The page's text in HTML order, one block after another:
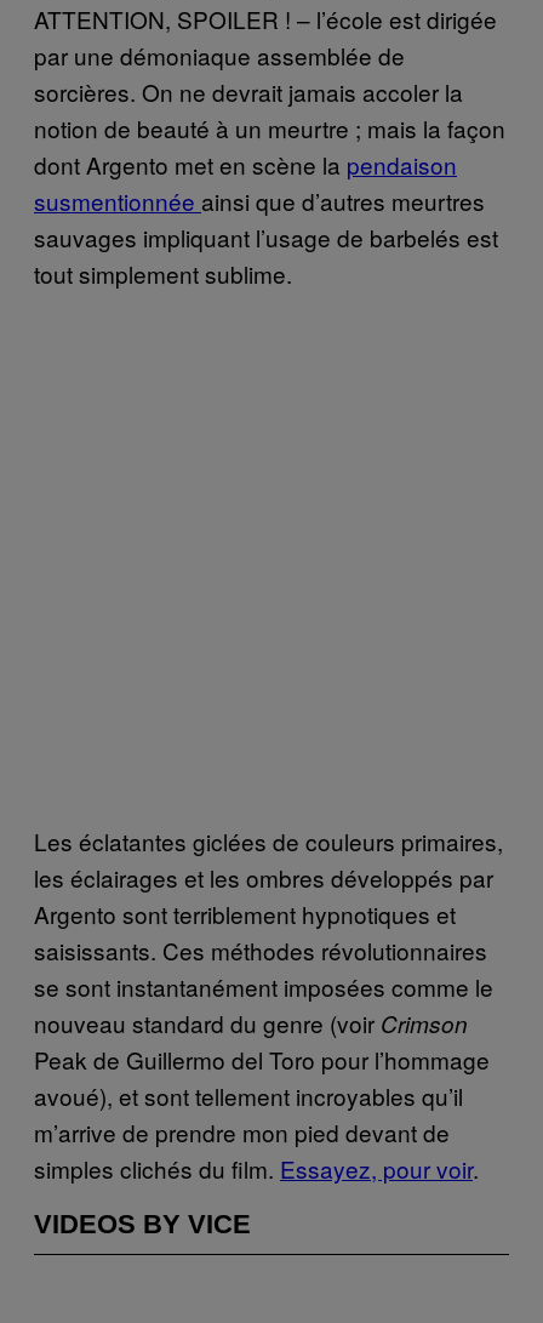
ATTENTION, SPOILER ! – l’école est dirigée
par une démoniaque assemblée de
sorcières. On ne devrait jamais accoler la
notion de beauté à un meurtre ; mais la façon
dont Argento met en scène la pendaison
susmentionnée ainsi que d’autres meurtres
sauvages impliquant l’usage de barbelés est
tout simplement sublime.
Les éclatantes giclées de couleurs primaires,
les éclairages et les ombres développés par
Argento sont terriblement hypnotiques et
saisissants. Ces méthodes révolutionnaires
se sont instantanément imposées comme le
nouveau standard du genre (voir Crimson
Peak de Guillermo del Toro pour l’hommage
avoué), et sont tellement incroyables qu’il
m’arrive de prendre mon pied devant de
simples clichés du film. Essayez, pour voir.
VIDEOS BY VICE